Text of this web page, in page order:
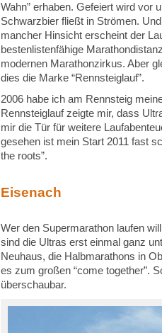
Wahn” erhaben. Gefeiert wird vor
Schwarzbier fließt in Strömen.
mancher Hinsicht erscheint der
bestenlistenfähige
modernen Marathonzirkus. Aber
dies die Marke “Rennsteiglauf”.
2006 habe ich am Rennsteig
Rennsteiglauf zeigte mir, dass
mir die Tür für weitere
gesehen ist mein Start 2011 fast
the roots”.
Eisenach
Wer den Supermarathon laufen
sind die Ultras erst einmal ganz
Neuhaus, die Halbmarathons in
es zum großen “come together”.
überschaubar.